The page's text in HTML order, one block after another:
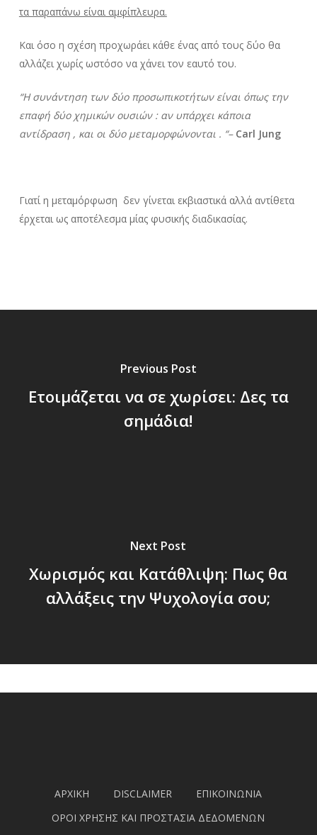
τα παραπάνω είναι αμφίπλευρα.
Και όσο η σχέση προχωράει κάθε ένας από τους δύο θα
αλλάζει χωρίς ωστόσο να χάνει τον εαυτό του.
“Η συνάντηση των δύο προσωπικοτήτων είναι όπως την
επαφή δύο χημικών ουσιών : αν υπάρχει κάποια
αντίδραση , και οι δύο μεταμορφώνονται . “– Carl Jung
Γιατί η μεταμόρφωση δεν γίνεται εκβιαστικά αλλά αντίθετα
έρχεται ως αποτέλεσμα μίας φυσικής διαδικασίας.
Previous Post
Ετοιμάζεται να σε χωρίσει: Δες τα
σημάδια!
Next Post
Χωρισμός και Κατάθλιψη: Πως θα
αλλάξεις την Ψυχολογία σου;
ΑΡΧΙΚΗ DISCLAIMER
ΕΠΙΚΟΙΝΩΝΙΑ
ΟΡΟΙ ΧΡΗΣΗΣ ΚΑΙ ΠΡΟΣΤΑΣΙΑ ΔΕΔΟΜΕΝΩΝ